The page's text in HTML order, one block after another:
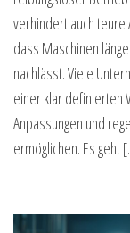
verhindert auch teure
dass Maschinen
nachlässt. Viele
einer klar definierten
Anpassungen und
ermöglichen. Es geht